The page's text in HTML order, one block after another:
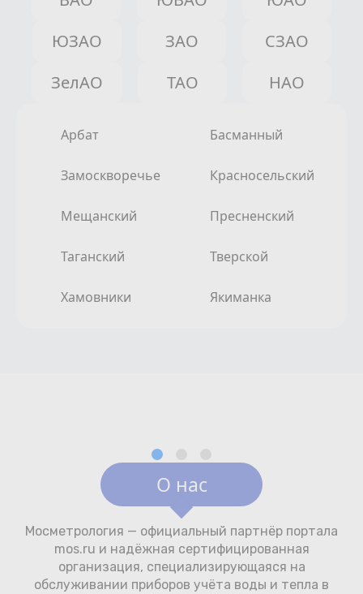
ЮЗАО
ЗАО
СЗАО
ЗелАО
ТАО НАО
Арбат Басманный
Замоскворечье Красносельский
Мещанский Пресненский
Таганский Тверской
Хамовники Якиманка
О нас
Мосметрология — официальный партнёр портала
mos.ru и надёжная сертифицированная
организация, специализирующаяся на
обслуживании приборов учёта воды и тепла в